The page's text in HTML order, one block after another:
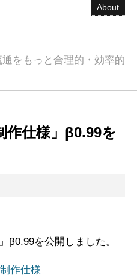
About
をもっと合理的・効率的
作仕様」β0.99を
β0.99を公開しました。
作仕様